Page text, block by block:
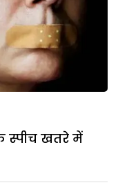
स्पीच खतरे में